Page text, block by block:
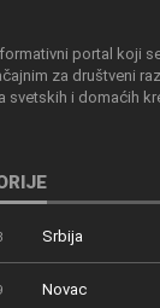
portal koji
za društveni
svetskih i domaćih
Srbija
Novac